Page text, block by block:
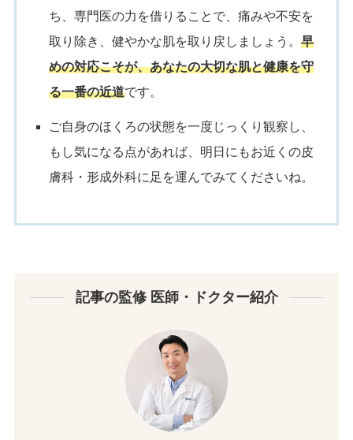
ち、専門医の力を借りることで、痛みや不安を
取り除き、健やかな肌を取り戻しましょう。 早
めの対応こそが、あなたの大切な肌と健康を守
る一番の近道です。
ご自身のほくろの状態を一度じっくり観察し、
もし気になる点があれば、明日にもお近くの皮
膚科・形成外科に足を運んでみてくださいね。
記事の監修 医師・ドクター紹介